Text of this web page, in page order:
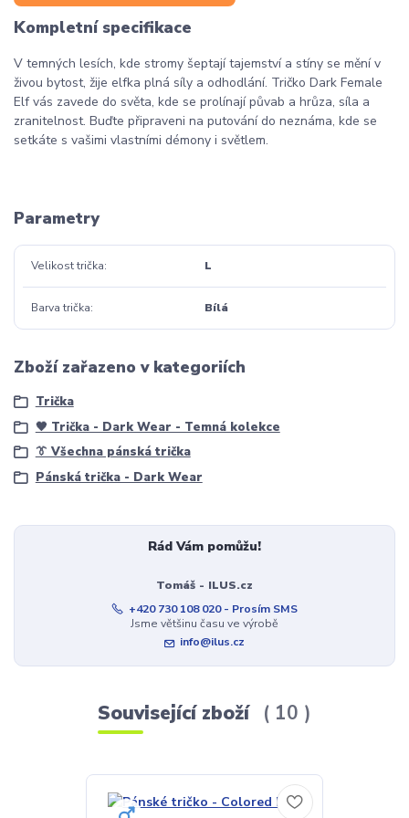
Kompletní specifikace
V temných lesích, kde stromy šeptají tajemství a stíny se mění v
živou bytost, žije elfka plná síly a odhodlání. Tričko Dark Female
Elf vás zavede do světa, kde se prolínají půvab a hrůza, síla a
zranitelnost. Buďte připraveni na putování do neznáma, kde se
setkáte s vašimi vlastními démony i světlem.
Parametry
Velikost trička L
Barva trička Bílá
Zboží zařazeno v kategoriích
Trička
🖤 Trička - Dark Wear - Temná kolekce
👔 Všechna pánská trička
Pánská trička - Dark Wear
Rád Vám pomůžu!
Tomáš - ILUS.cz
+420 730 108 020 - Prosím SMS
Jsme většinu času ve výrobě
info@ilus.cz
Související zboží 10